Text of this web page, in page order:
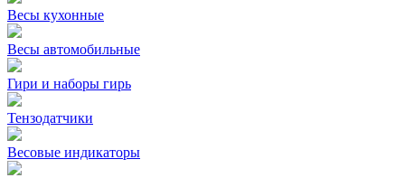
Весы кухонные
Весы автомобильные
Гири и наборы гирь
Тензодатчики
Весовые индикаторы